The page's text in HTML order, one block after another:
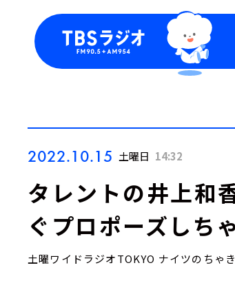
2022.10.15 土曜日 14:32
タレントの井上和
ぐプロポーズしち
土曜ワイドラジオTOKYO ナイツのちゃ